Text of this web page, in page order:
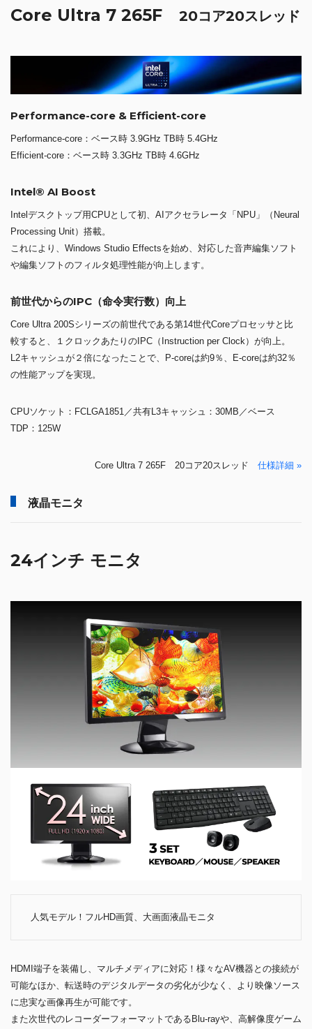
Core Ultra 7 265F 20コア20スレッド
Performance-core & Efficient-core
Performance-core：ベース時 3.9GHz TB時 5.4GHz
Efficient-core：ベース時 3.3GHz TB時 4.6GHz
Intel® AI Boost
Intelデスクトップ用CPUとして初、AIアクセラレータ「NPU」（Neural
Processing Unit）搭載。
これにより、Windows Studio Effectsを始め、対応した音声編集ソフト
や編集ソフトのフィルタ処理性能が向上します。
前世代からのIPC（命令実行数）向上
Core Ultra 200Sシリーズの前世代である第14世代Coreプロセッサと比
較すると、１クロックあたりのIPC（Instruction per Clock）が向上。
L2キャッシュが２倍になったことで、P-coreは約9％、E-coreは約32％
の性能アップを実現。
CPUソケット：FCLGA1851／共有L3キャッシュ：30MB／ベース
TDP：125W
Core Ultra 7 265F 20コア20スレッド 仕様詳細 »
液晶モニタ
24インチ モニタ
人気モデル！フルHD画質、大画面液晶モニタ
HDMI端子を装備し、マルチメディアに対応！様々なAV機器との接続が
可能なほか、転送時のデジタルデータの劣化が少なく、より映像ソース
に忠実な画像再生が可能です。
また次世代のレコーダーフォーマットであるBlu-rayや、高解像度ゲーム